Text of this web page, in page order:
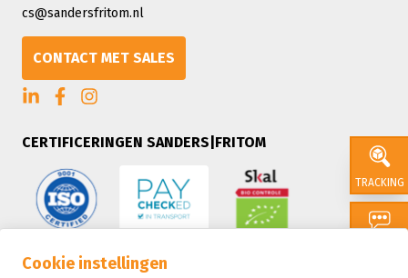
Cookie instellingen
TRACKING
cs@sandersfritom.nl
CONTACT MET SALES
CERTIFICERINGEN SANDERS|FRITOM